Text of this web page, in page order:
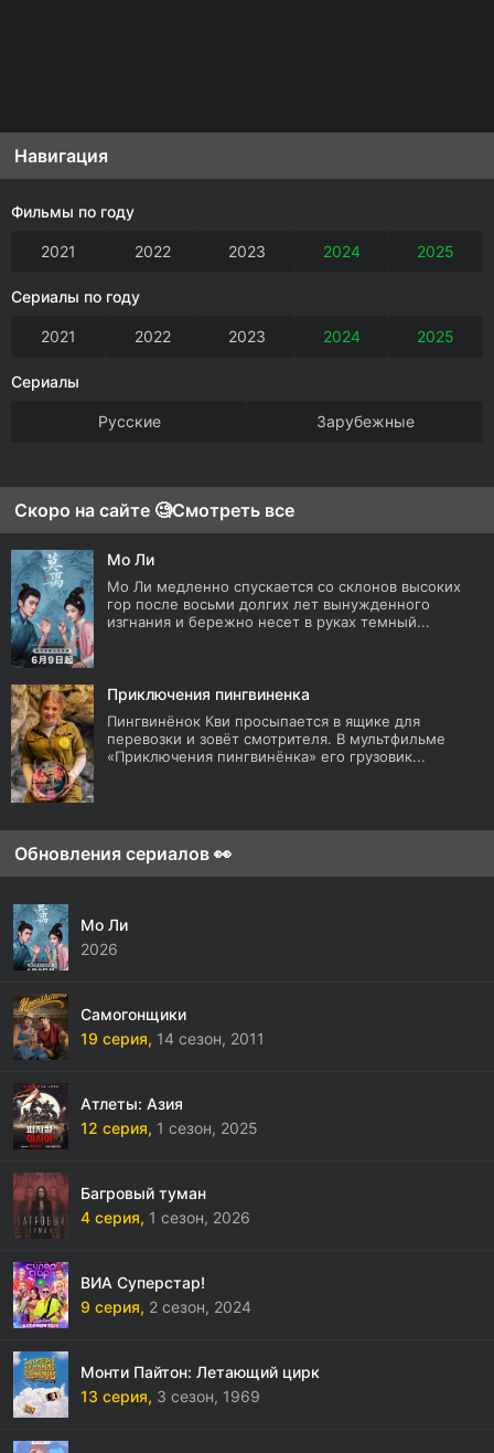
Навигация
Фильмы по году
2021 2022 2023 2024 2025
Сериалы по году
2021 2022 2023 2024 2025
Сериалы
Русские Зарубежные
Скоро на сайте 🧐Смотреть все
Мо Ли
Мо Ли медленно спускается со склонов высоких
гор после восьми долгих лет вынужденного
изгнания и бережно несет в руках темный...
Приключения пингвиненка
Пингвинёнок Кви просыпается в ящике для
перевозки и зовёт смотрителя. В мультфильме
«Приключения пингвинёнка» его грузовик...
Обновления сериалов 👀
Мо Ли
2026
Самогонщики
19 серия, 14 сезон, 2011
Атлеты: Азия
12 серия, 1 сезон, 2025
Багровый туман
4 серия, 1 сезон, 2026
ВИА Суперстар!
9 серия, 2 сезон, 2024
Монти Пайтон: Летающий цирк
13 серия, 3 сезон, 1969